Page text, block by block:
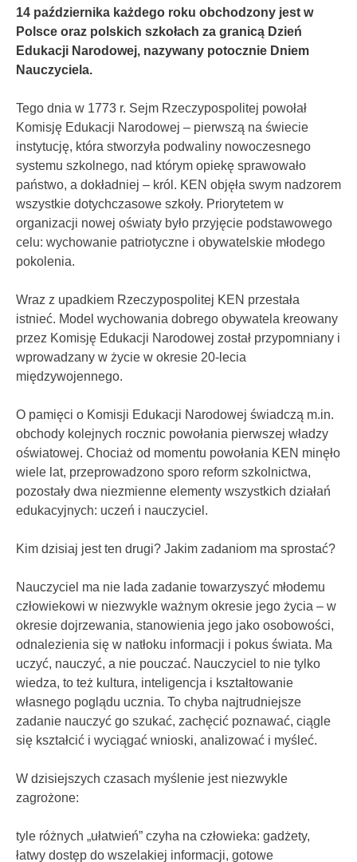
14 października każdego roku obchodzony jest w
Polsce oraz polskich szkołach za granicą Dzień
Edukacji Narodowej, nazywany potocznie Dniem
Nauczyciela.
Tego dnia w 1773 r. Sejm Rzeczypospolitej powołał
Komisję Edukacji Narodowej – pierwszą na świecie
instytucję, która stworzyła podwaliny nowoczesnego
systemu szkolnego, nad którym opiekę sprawowało
państwo, a dokładniej – król. KEN objęła swym nadzorem
wszystkie dotychczasowe szkoły. Priorytetem w
organizacji nowej oświaty było przyjęcie podstawowego
celu: wychowanie patriotyczne i obywatelskie młodego
pokolenia.
Wraz z upadkiem Rzeczypospolitej KEN przestała
istnieć. Model wychowania dobrego obywatela kreowany
przez Komisję Edukacji Narodowej został przypomniany i
wprowadzany w życie w okresie 20-lecia
międzywojennego.
O pamięci o Komisji Edukacji Narodowej świadczą m.in.
obchody kolejnych rocznic powołania pierwszej władzy
oświatowej. Chociaż od momentu powołania KEN minęło
wiele lat, przeprowadzono sporo reform szkolnictwa,
pozostały dwa niezmienne elementy wszystkich działań
edukacyjnych: uczeń i nauczyciel.
Kim dzisiaj jest ten drugi? Jakim zadaniom ma sprostać?
Nauczyciel ma nie lada zadanie towarzyszyć młodemu
człowiekowi w niezwykle ważnym okresie jego życia – w
okresie dojrzewania, stanowienia jego jako osobowości,
odnalezienia się w natłoku informacji i pokus świata. Ma
uczyć, nauczyć, a nie pouczać. Nauczyciel to nie tylko
wiedza, to też kultura, inteligencja i kształtowanie
własnego poglądu ucznia. To chyba najtrudniejsze
zadanie nauczyć go szukać, zachęcić poznawać, ciągle
się kształcić i wyciągać wnioski, analizować i myśleć.
W dzisiejszych czasach myślenie jest niezwykle
zagrożone:
tyle różnych „ułatwień” czyha na człowieka: gadżety,
łatwy dostęp do wszelakiej informacji, gotowe